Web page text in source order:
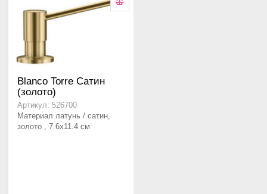
Blanco Torre Сатин
(золото)
Артикул: 526700
Материал латунь / сатин,
золото , 7.6x11.4 см